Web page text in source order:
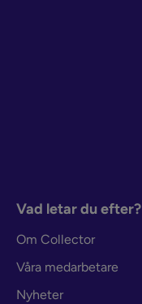
Vad letar du efter?
Om Collector
Våra medarbetare
Nyheter